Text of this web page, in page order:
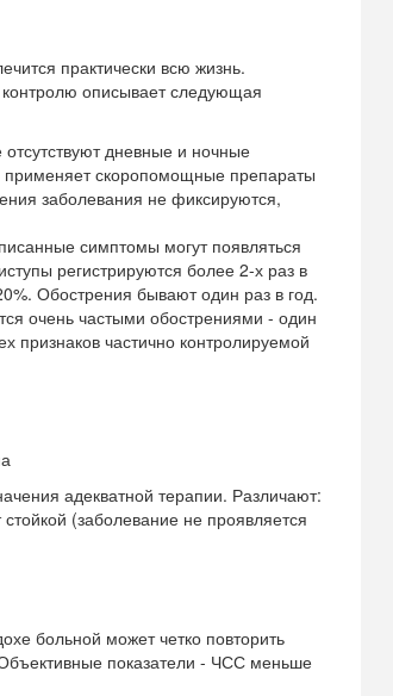
практически всю жизнь.
описывает следующая
дневные и ночные
применяет скоропомощные препараты
заболевания не фиксируются,
симптомы могут появляться
регистрируются более 2-х раз в
Обострения бывают один раз в год.
очень частыми обострениями - один
признаков частично контролируемой
адекватной терапии. Различают:
(заболевание не проявляется
больной может четко повторить
показатели - ЧСС меньше